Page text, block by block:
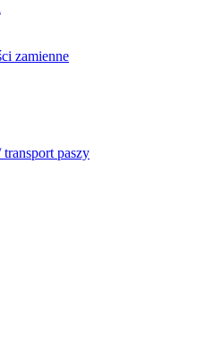
zamienne
paszy